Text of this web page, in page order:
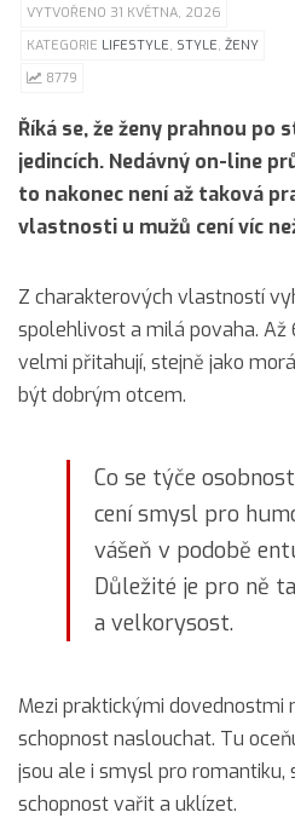
VYTVOŘENO 31 KVĚTNA, 2026
KATEGORIE LIFESTYLE, STYLE, ŽENY
8779
Říká se, že ženy prahnou po
jedincích. Nedávný on-line
to nakonec není až taková
vlastnosti u mužů cení víc
Z charakterových vlastností
spolehlivost a milá povaha.
velmi přitahují, stejně jako
být dobrým otcem.
Co se týče
cení smysl pro
vášeň v podobě
Důležité je pro ně
a velkorysost.
Mezi praktickými dovednostmi
schopnost naslouchat. Tu
jsou ale i smysl pro romantiku,
schopnost vařit a uklízet.